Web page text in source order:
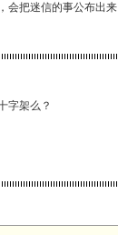
会把迷信的事公布出来
字架么？